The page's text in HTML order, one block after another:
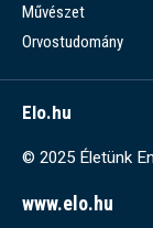
Művészet
Orvostudomány
Elo.hu
© 2025 Életünk
www.elo.hu